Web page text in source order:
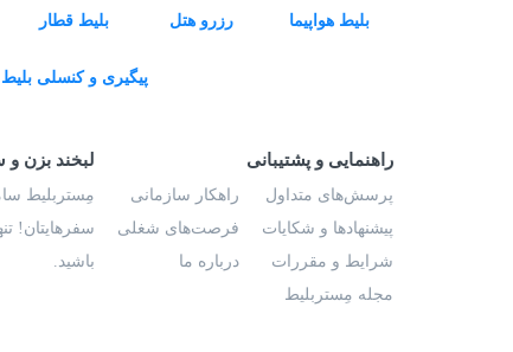
بلیط هواپیما رزرو هتل بلیط قطار
پیگیری و کنسلی بلیط
راهنمایی و پشتیبانی
پرسش‌های متداول
پیشنهادها و شکایات
شرایط و مقررات
مجله مِستربلیط
راهکار سازمانی
فرصت‌های شغلی
درباره ما
لبخند بزن
مِستربلیط
سفرهایتان!
باشید.